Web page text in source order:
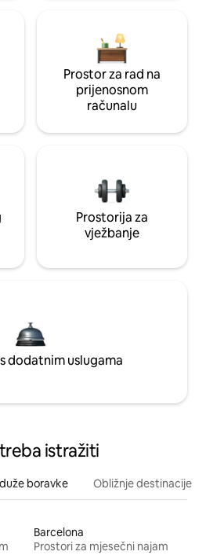
Prostor za rad na
prijenosnom
računalu
Prostorija za
vježbanje
dodatnim uslugama
istražiti
boravke Obližnje destinacije
Barcelona
Prostori za mjesečni najam